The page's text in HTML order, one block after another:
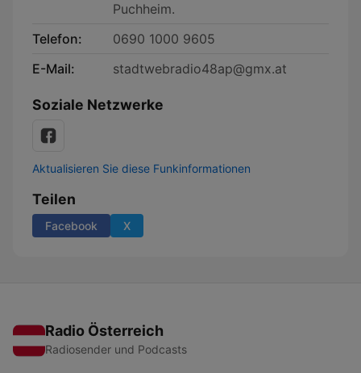
Puchheim.
Telefon:
0690 1000 9605
E-Mail:
stadtwebradio48ap@gmx.at
Soziale Netzwerke
Aktualisieren Sie diese Funkinformationen
Teilen
Facebook X
Radio Österreich
Radiosender und Podcasts